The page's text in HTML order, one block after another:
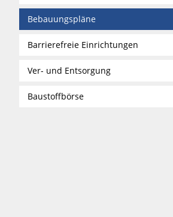
Bebauungspläne
Barrierefreie Einrichtungen
Ver- und Entsorgung
Baustoffbörse